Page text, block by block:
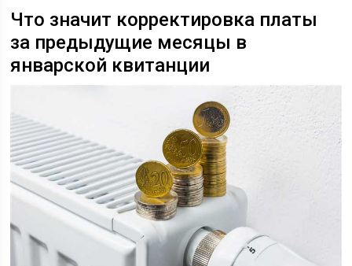
Что значит корректировка платы
за предыдущие месяцы в
январской квитанции